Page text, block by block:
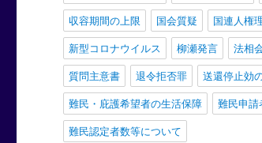
収容期間の上限 国会質疑 国連人権
新型コロナウイルス 柳瀬発言 法相
質問主意書 退令拒否罪 送還停止効
難民・庇護希望者の生活保障 難民申請
難民認定者数等について